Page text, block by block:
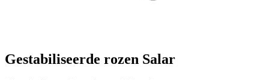
Gestabiliseerde rozen Salar